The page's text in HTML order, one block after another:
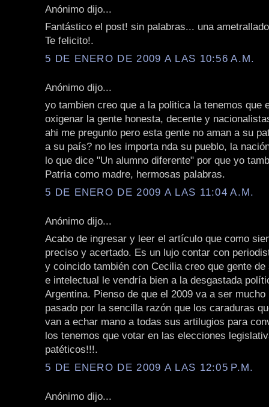
Anónimo dijo...
Fantástico el post! sin palabras... una
Te felicito!.
5 DE ENERO DE 2009 A LAS 10:56 A.M.
Anónimo dijo...
yo tambien creo que a la politica la tenemos que
oxigenar la gente honesta, decente y
ahi me pregunto pero esta gente no aman a su
a su país? no les importa nda su pueblo, la
lo que dice "Un alumno diferente" por que yo
Patria como madre, hermosas palabras.
5 DE ENERO DE 2009 A LAS 11:04 A.M.
Anónimo dijo...
Acabo de ingresar y leer el artículo que como
preciso y acertado. Es un lujo contar con
y coincido también con Cecilia creo que gente
e intelectual le vendría bien a la desgastada
Argentina. Pienso de que el 2009 va a ser mucho
pasado por la sencilla razón que los caraduras
van a echar mano a todas sus artilugios para
los tenemos que votar en las elecciones
patéticos!!!.
5 DE ENERO DE 2009 A LAS 12:05 P.M.
Anónimo dijo...